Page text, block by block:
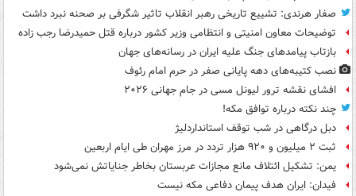
صفار هرندی: تشییع تاریخی رهبر انقلاب تاثیر شگرفی بر صحنه نبرد داشت
توضیحات معاون امنیتی و انتظامی وزیر کشور درباره قتل حمیدرضا رجب زاده
بازتاب پیامدهای جنگ علیه ایران در رسانه‌های جهان
نصب کتیبه‌های دهه پایانی صفر در حرم امام رئوف
افشای نقشه ترور لیونل مسی در جام جهانی ۲۰۲۶
چند نکته درباره توافق مکه!
دبل درگاهی در شب توقف استانداردلیژ
ثبت ۲ میلیون و ۹۲۰ هزار تردد در مرز مهران طی ایام اربعین
یمن: تشکیل ائتلاف مانع مجازات عربستان بخاطر جنایاتش نمی‌شود
فیدان: ایران هدف پیمان دفاعی مکه نیست